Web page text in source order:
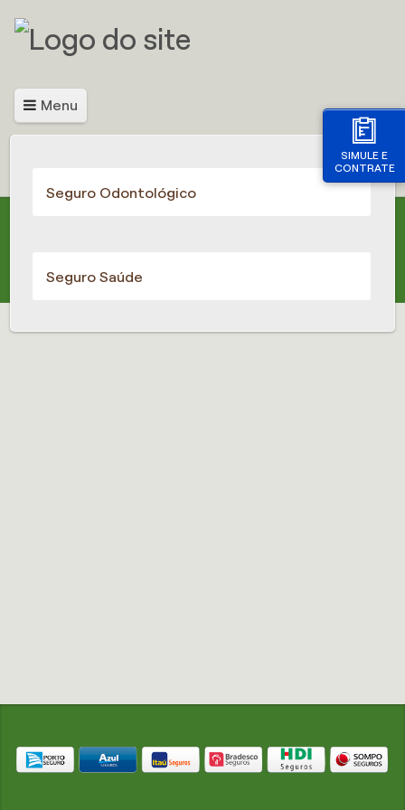
SIMULE E
CONTRATE
Menu
Seguro Odontológico
Seguro Saúde